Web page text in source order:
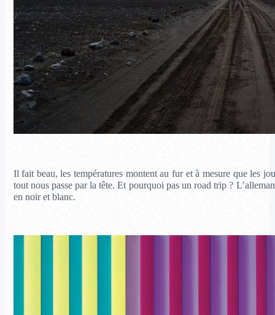
Il fait beau, les températures montent au fur et à mesure que les
tout nous passe par la tête. Et pourquoi pas un road trip ?
en noir et blanc.